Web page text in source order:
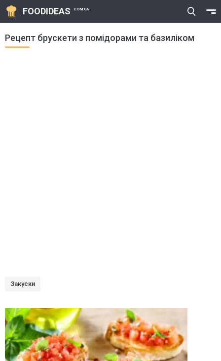
FOODIDEAS COM.UA
Рецепт брускети з помідорами та базиліком
Закуски